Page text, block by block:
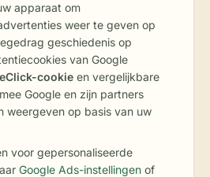
apparaat om
weer te geven op
geschiedenis op
van Google
cookie en vergelijkbare
Google en zijn partners
weergeven op basis van uw
voor gepersonaliseerde
Google Ads-instellingen of